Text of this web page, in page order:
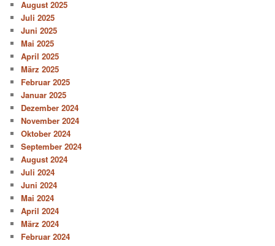
August 2025
Juli 2025
Juni 2025
Mai 2025
April 2025
März 2025
Februar 2025
Januar 2025
Dezember 2024
November 2024
Oktober 2024
September 2024
August 2024
Juli 2024
Juni 2024
Mai 2024
April 2024
März 2024
Februar 2024